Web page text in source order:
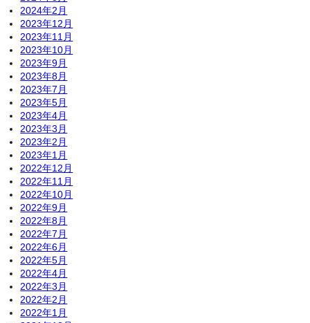
2024年2月
2023年12月
2023年11月
2023年10月
2023年9月
2023年8月
2023年7月
2023年5月
2023年4月
2023年3月
2023年2月
2023年1月
2022年12月
2022年11月
2022年10月
2022年9月
2022年8月
2022年7月
2022年6月
2022年5月
2022年4月
2022年3月
2022年2月
2022年1月